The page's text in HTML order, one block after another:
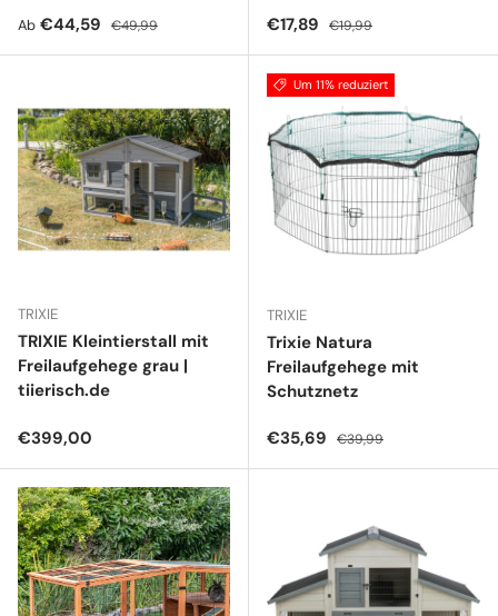
Verkaufspreis
Ab €44,59 Normaler Preis
€49,99 Verkaufspreis
€17,89 Normaler Preis
€19,99
TRIXIE
TRIXIE Kleintierstall mit
Freilaufgehege grau |
tiierisch.de
Normaler Preis
€399,00
Um 11% reduziert
TRIXIE
Trixie Natura
Freilaufgehege mit
Schutznetz
Verkaufspreis
€35,69 Normaler Preis
€39,99